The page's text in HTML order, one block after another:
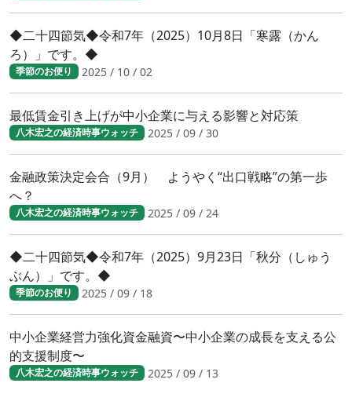
◆二十四節気◆令和7年（2025）10月8日「寒露（かん
ろ）」です。◆
季節のお便り 2025 / 10 / 02
最低賃金引き上げが中小企業に与える影響と対応策
八木宏之の経済時事ウォッチ 2025 / 09 / 30
金融政策決定会合（9月） ようやく“出口戦略”の第一歩
へ？
八木宏之の経済時事ウォッチ 2025 / 09 / 24
◆二十四節気◆令和7年（2025）9月23日「秋分（しゅう
ぶん）」です。◆
季節のお便り 2025 / 09 / 18
中小企業経営力強化資金融資〜中小企業の成長を支える公
的支援制度〜
八木宏之の経済時事ウォッチ 2025 / 09 / 13